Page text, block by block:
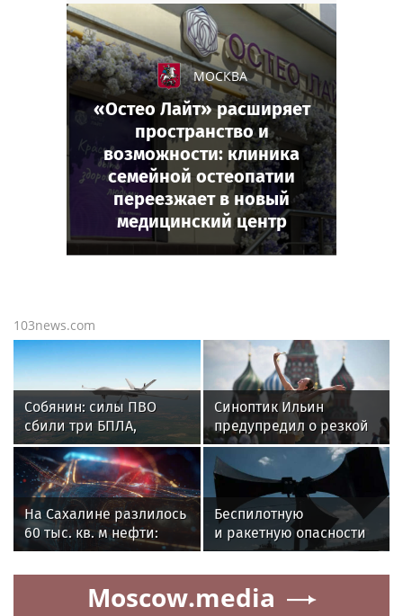
103news.com
Собянин: силы ПВО
сбили три БПЛА,
летящих на Москву
Синоптик Ильин
предупредил о резкой
смене погоды в Москве
На Сахалине разлилось
60 тыс. кв. м нефти:
определён источник
Беспилотную
и ракетную опасности
объявили
в Подмосковье
Moscow.media
МОСКВА
«Остео Лайт» расширяет
пространство и
возможности: клиника
семейной остеопатии
переезжает в новый
медицинский центр